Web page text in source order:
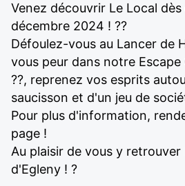
Venez découvrir Le Local dès
décembre 2024 ! ??
Défoulez-vous au Lancer de
vous peur dans notre Escape
??, reprenez vos esprits
saucisson et d'un jeu de
Pour plus d'information,
page !
Au plaisir de vous y
d'Egleny ! ?